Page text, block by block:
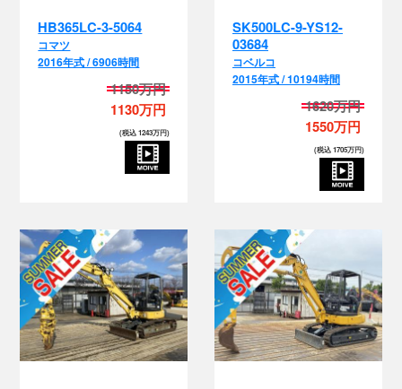
HB365LC-3-5064
コマツ
2016年式 / 6906時間
1150万円
1130万円
(税込 1243万円)
SK500LC-9-YS12-
03684
コベルコ
2015年式 / 10194時間
1620万円
1550万円
(税込 1705万円)